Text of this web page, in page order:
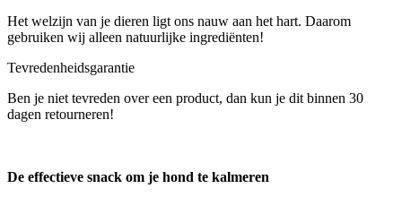
Het welzijn van je dieren ligt ons nauw aan het hart. Daarom
gebruiken wij alleen natuurlijke ingrediënten!
Tevredenheidsgarantie
Ben je niet tevreden over een product, dan kun je dit binnen 30
dagen retourneren!
De effectieve snack om je hond te kalmeren